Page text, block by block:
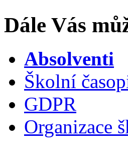
Dále Vás
Absolventi
Školní
GDPR
Organizace